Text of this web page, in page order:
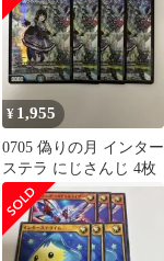
[Blu-ray]
¥ 1,955
0705 偽りの月 インター
ステラ にじさんじ 4枚